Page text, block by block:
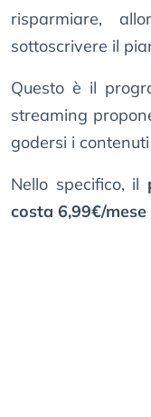
risparmiare,
sottoscrivere il
Questo è il
streaming
godersi i
Nello specifico, il
costa 6,99€/mese